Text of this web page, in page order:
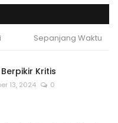
Sepanjang Waktu
Kritis
13, 2024 0